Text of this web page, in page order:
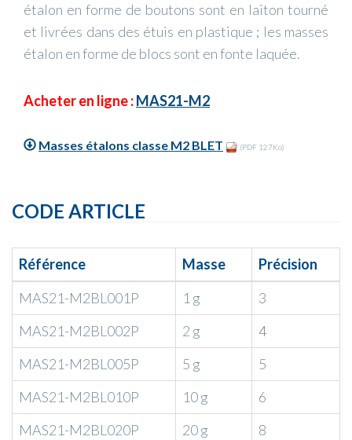
étalon en forme de boutons sont en laiton tourné
et livrées dans des étuis en plastique ; les masses
étalon en forme de blocs sont en fonte laquée.
Acheter en ligne :MAS21-M2
Masses étalons classe M2 BLET (PDF 127Ko)
CODE ARTICLE
Référence Masse
Précision
MAS21-M2BL001P
1 g
3
MAS21-M2BL002P
2 g
4
MAS21-M2BL005P
5 g
5
MAS21-M2BL010P
10 g
6
MAS21-M2BL020P
20 g
8